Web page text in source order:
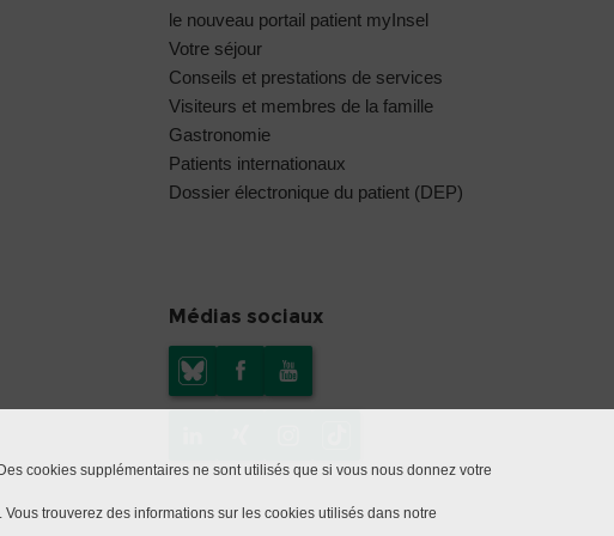
le nouveau portail patient myInsel
Votre séjour
Conseils et prestations de services
Visiteurs et membres de la famille
Gastronomie
Patients internationaux
Dossier électronique du patient (DEP)
Médias sociaux
cookies supplémentaires ne sont utilisés que si vous nous donnez votre
trouverez des informations sur les cookies utilisés dans notre